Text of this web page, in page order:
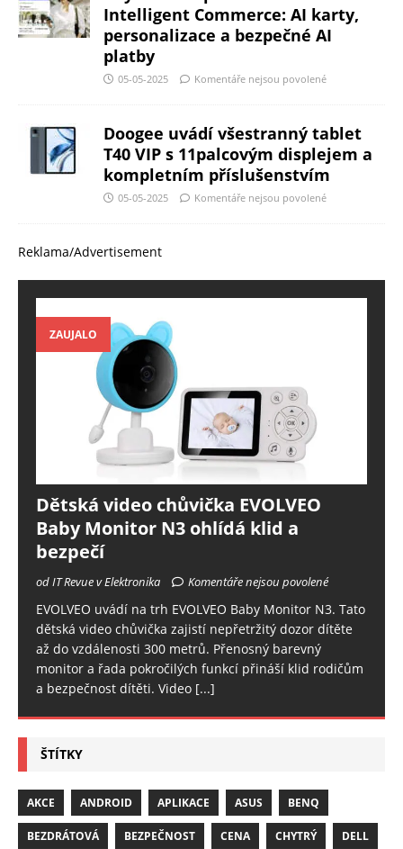
Intelligent Commerce: AI karty,
personalizace a bezpečné AI
platby
05-05-2025 Komentáře nejsou povolené
Doogee uvádí všestranný tablet
T40 VIP s 11palcovým displejem a
kompletním příslušenstvím
05-05-2025 Komentáře nejsou povolené
Reklama/Advertisement
ZAUJALO
Dětská video chůvička EVOLVEO
Baby Monitor N3 ohlídá klid a
bezpečí
od IT Revue v Elektronika Komentáře nejsou povolené
EVOLVEO uvádí na trh EVOLVEO Baby Monitor N3. Tato
dětská video chůvička zajistí nepřetržitý dozor dítěte
až do vzdálenosti 300 metrů. Přenosný barevný
monitor a řada pokročilých funkcí přináší klid rodičům
a bezpečnost dítěti. Video [...]
ŠTÍTKY
AKCE ANDROID APLIKACE ASUS BENQ
BEZDRÁTOVÁ BEZPEČNOST CENA CHYTRÝ DELL